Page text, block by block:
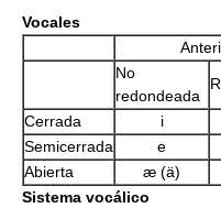
Vocales
No
redondeada
Cerrada i
Semicerrada
e
Abierta
æ (ä)
Sistema vocálico